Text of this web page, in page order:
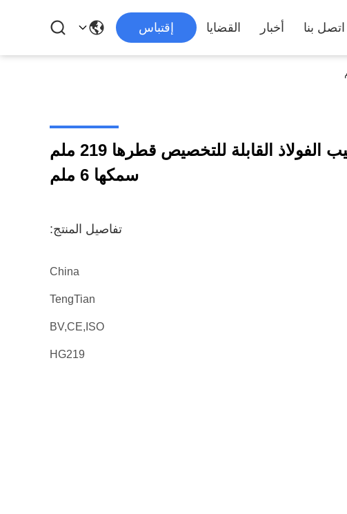
اتصل بنا أخبار القضايا إقتباس
آلة تصنيع أنابيب الفولاذ القابلة للتخصيص قطرها 219 ملم
سمكها 6 ملم
تفاصيل المنتج:
China
TengTian
BV,CE,ISO
HG219